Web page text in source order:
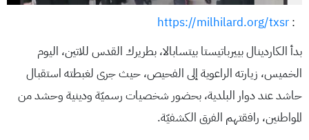
:
https://milhilard.org/txsr
بدأ الكاردينال بييرباتيستا بيتسابالا، بطريرك القدس للاتين، اليوم
الخميس، زيارته الراعوية إلى الفحيص، حيث جرى لغبطته استقبال
حاشد عند دوار البلدية، بحضور شخصيات رسميّة ودينية وحشد من
المواطنين، رافقتهم الفرق الكشفيّة.